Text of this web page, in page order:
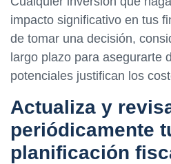
impacto significativo en tus
de tomar una decisión,
largo plazo para asegurarte
potenciales justifican los
Actualiza y
periódicamente
planificación